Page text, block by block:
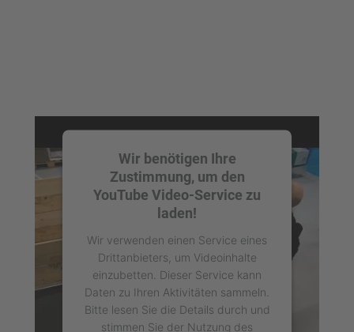
Wir benötigen Ihre
Zustimmung, um den
YouTube Video-Service zu
laden!
Wir verwenden einen Service eines
Drittanbieters, um Videoinhalte
einzubetten. Dieser Service kann
Daten zu Ihren Aktivitäten sammeln.
Bitte lesen Sie die Details durch und
stimmen Sie der Nutzung des